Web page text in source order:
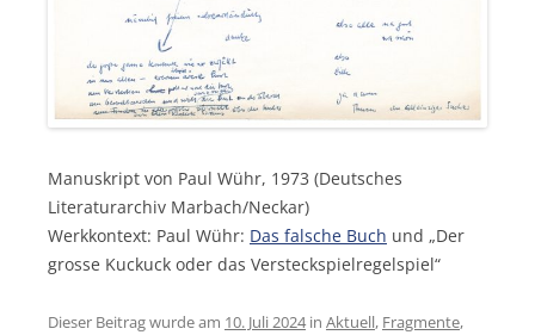
Manuskript von Paul Wühr, 1973 (Deutsches
Literaturarchiv Marbach/Neckar)
Werkkontext: Paul Wühr: Das falsche Buch und „Der
grosse Kuckuck oder das Versteckspielregelspiel“
Dieser Beitrag wurde am 10. Juli 2024in Aktuell, Fragmente,